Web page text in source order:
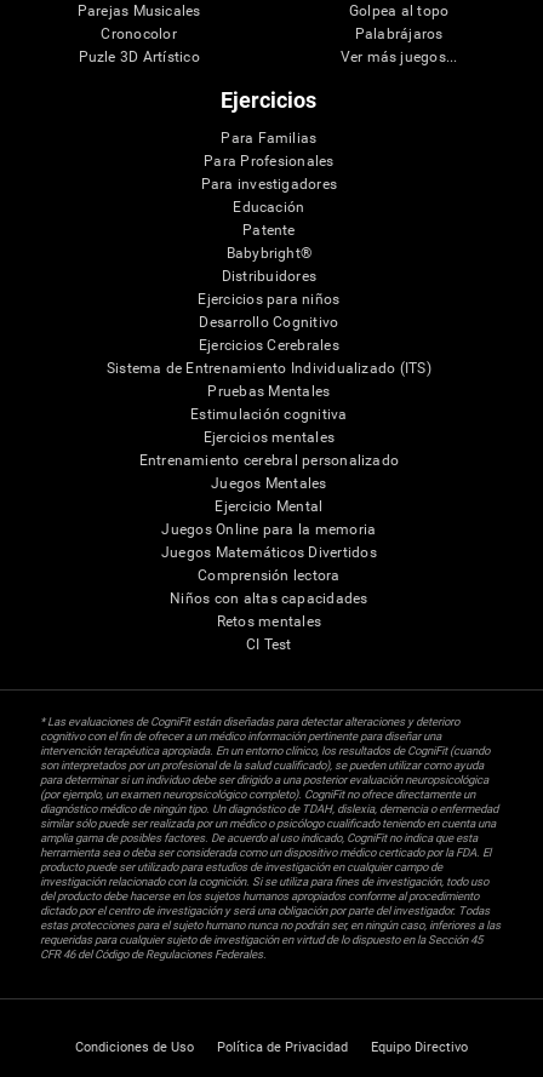
Parejas Musicales
Cronocolor
Puzle 3D Artístico
Golpea al topo
Palabrájaros
Ver más juegos...
Ejercicios
Para Familias
Para Profesionales
Para investigadores
Educación
Patente
Babybright®
Distribuidores
Ejercicios para niños
Desarrollo Cognitivo
Ejercicios Cerebrales
Sistema de Entrenamiento Individualizado (ITS)
Pruebas Mentales
Estimulación cognitiva
Ejercicios mentales
Entrenamiento cerebral personalizado
Juegos Mentales
Ejercicio Mental
Juegos Online para la memoria
Juegos Matemáticos Divertidos
Comprensión lectora
Niños con altas capacidades
Retos mentales
CI Test
* Las evaluaciones de CogniFit están diseñadas para detectar alteraciones y deterioro
cognitivo con el fin de ofrecer a un médico información pertinente para diseñar una
intervención terapéutica apropiada. En un entorno clínico, los resultados de CogniFit (cuando
son interpretados por un profesional de la salud cualificado), se pueden utilizar como ayuda
para determinar si un individuo debe ser dirigido a una posterior evaluación neuropsicológica
(por ejemplo, un examen neuropsicológico completo). CogniFit no ofrece directamente un
diagnóstico médico de ningún tipo. Un diagnóstico de TDAH, dislexia, demencia o enfermedad
similar sólo puede ser realizada por un médico o psicólogo cualificado teniendo en cuenta una
amplia gama de posibles factores. De acuerdo al uso indicado, CogniFit no indica que esta
herramienta sea o deba ser considerada como un dispositivo médico certicado por la FDA. El
producto puede ser utilizado para estudios de investigación en cualquier campo de
investigación relacionado con la cognición. Si se utiliza para fines de investigación, todo uso
del producto debe hacerse en los sujetos humanos apropiados conforme al procedimiento
dictado por el centro de investigación y será una obligación por parte del investigador. Todas
estas protecciones para el sujeto humano nunca no podrán ser, en ningún caso, inferiores a las
requeridas para cualquier sujeto de investigación en virtud de lo dispuesto en la Sección 45
CFR 46 del Código de Regulaciones Federales.
Condiciones de Uso Política de Privacidad Equipo Directivo